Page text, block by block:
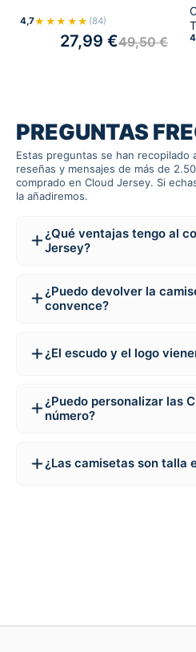
4,7★★★★★ (84)
49,50€
27,99 €
PREGUNTAS
Estas preguntas se han recopilado
reseñas y mensajes de más de
comprado en Cloud Jersey. Si
la añadiremos.
¿Qué ventajas tengo al
Jersey?
¿Puedo devolver la
convence?
¿El escudo y el logo
¿Puedo personalizar las
número?
¿Las camisetas son talla